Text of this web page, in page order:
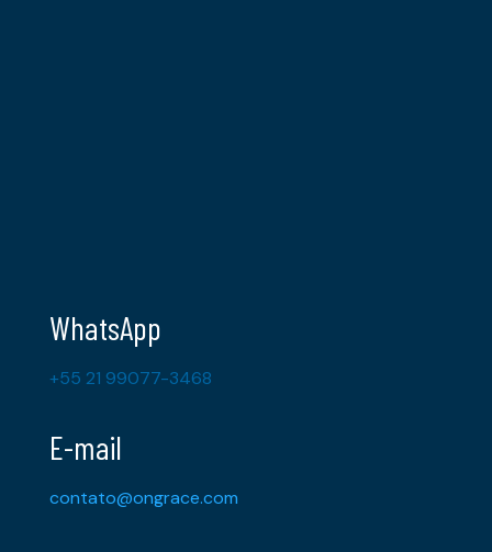
WhatsApp
+55 21 99077-3468
E-mail
contato@ongrace.com